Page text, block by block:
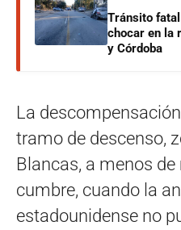
Tránsito
chocar en la
y Córdoba
La
tramo de descenso,
Blancas, a menos
cumbre, cuando la
estadounidense no